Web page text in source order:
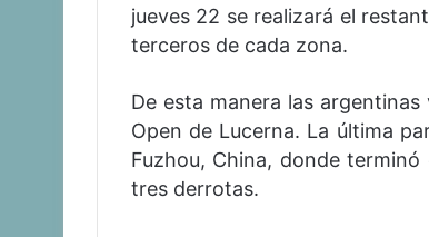
jueves 22 se realizará el
terceros de cada zona.
De esta manera las
Open de Lucerna. La última
Fuzhou, China, donde
tres derrotas.